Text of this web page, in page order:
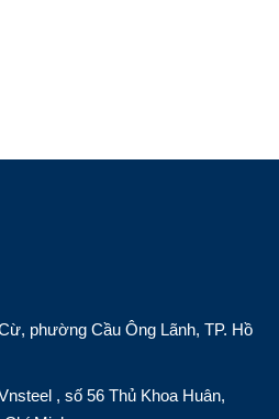
phường Cầu Ông Lãnh, TP. Hồ
, số 56 Thủ Khoa Huân,